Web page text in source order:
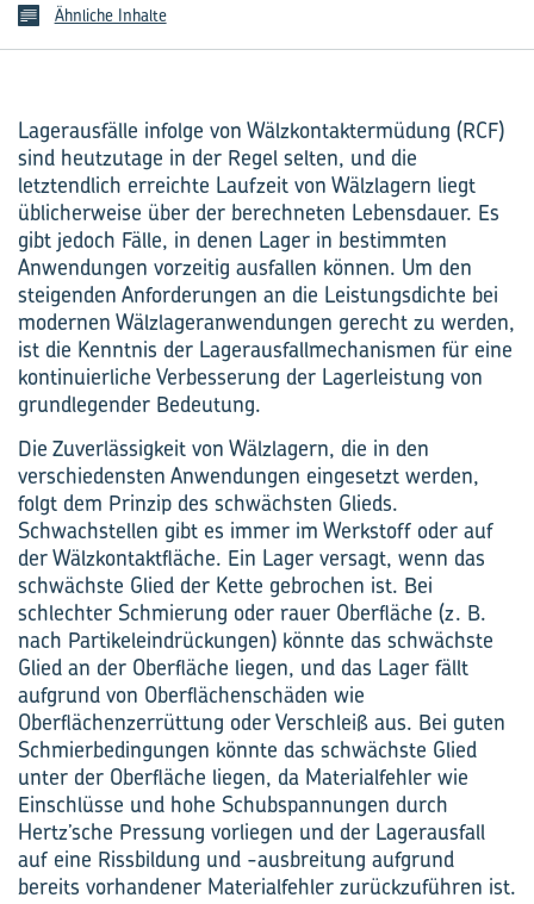
Ähnliche Inhalte
Lagerausfälle infolge von Wälzkontaktermüdung (RCF)
sind heutzutage in der Regel selten, und die
letztendlich erreichte Laufzeit von Wälzlagern liegt
üblicherweise über der berechneten Lebensdauer. Es
gibt jedoch Fälle, in denen Lager in bestimmten
Anwendungen vorzeitig ausfallen können. Um den
steigenden Anforderungen an die Leistungsdichte bei
modernen Wälzlageranwendungen gerecht zu werden,
ist die Kenntnis der Lager­ausfallmechanismen für eine
kontinuierliche Verbesserung der Lagerleistung von
grundlegender Bedeutung.
Die Zuverlässigkeit von Wälzlagern, die in den
verschiedensten Anwendungen eingesetzt werden,
folgt dem Prinzip des schwächsten Glieds.
Schwachstellen gibt es immer im Werkstoff oder auf
der Wälzkontaktfläche. Ein Lager versagt, wenn das
schwächste Glied der Kette gebrochen ist. Bei
schlechter Schmierung oder rauer Oberfläche (z. B.
nach Partikeleindrückungen) könnte das schwächste
Glied an der Oberfläche liegen, und das Lager fällt
aufgrund von Oberflächenschäden wie
Oberflächenzerrüttung oder Verschleiß aus. Bei guten
Schmierbedingungen könnte das schwächste Glied
unter der Oberfläche liegen, da Materialfehler wie
Einschlüsse und hohe Schubspannungen durch
Hertz’sche Pressung vorliegen und der Lagerausfall
auf eine Rissbildung und -ausbreitung aufgrund
bereits vorhandener Materialfehler zurückzuführen ist.